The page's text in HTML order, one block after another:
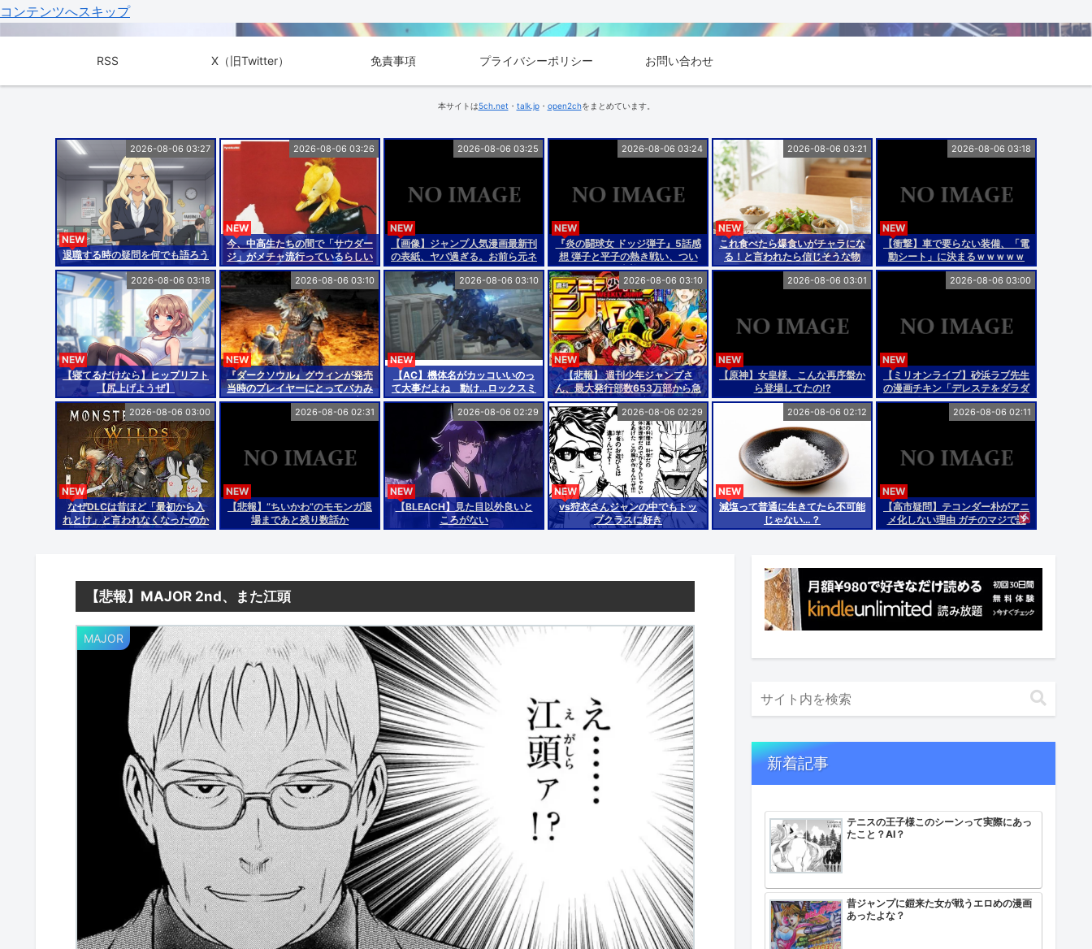
コンテンツへスキップ
RSS X（旧Twitter） 免責事項 プライバシーポリシー お問い合わせ
本サイトは5ch.net ・ talk.jp・ open2chをまとめています。
退職する時の疑問を何でも語ろう
NEW
2026-08-06 03:27
今、中高生たちの間で「サウダー
ジ」がメチャ流行っているらしい
NEW
2026-08-06 03:26
【画像】ジャンプ人気漫画最新刊
の表紙、ヤバ過ぎる。お前ら元ネ
タ分かるか？
NEW
2026-08-06 03:25
『炎の闘球女 ドッジ弾子』5話感
想 弾子と平子の熱き戦い、つい
に決着！
NEW
2026-08-06 03:24
これ食べたら爆食いがチャラにな
る！と言われたら信じそうな物
NEW
2026-08-06 03:21
【衝撃】車で要らない装備、「電
動シート」に決まるｗｗｗｗｗ
NEW
2026-08-06 03:18
【寝てるだけなら】ヒップリフト
【尻上げようぜ】
NEW
2026-08-06 03:18
『ダークソウル』グウィンが発売
当時のプレイヤーにとってバカみ
たいに強いボスだったことが忘れ
られている
NEW
2026-08-06 03:10
【AC】機体名がカッコいいのっ
て大事だよね 動け…ロックスミ
ス…！！とかセリフとしてサマに
なるし
NEW
2026-08-06 03:10
【悲報】 週刊少年ジャンプさ
ん、最大発行部数653万部から急
降下でついに100万部を割ってし
まうww
NEW
2026-08-06 03:10
【原神】女皇様、こんな再序盤か
ら登場してたの⁉
NEW
2026-08-06 03:01
【ミリオンライブ】砂浜ラブ先生
の漫画チキン「デレステをダラダ
ラ続けてんじゃねーよ」
NEW
2026-08-06 03:00
なぜDLCは昔ほど「最初から入
れとけ」と言われなくなったのか
NEW
2026-08-06 03:00
【悲報】”ちいかわ”のモモンガ退
場まであと残り数話か
NEW
2026-08-06 02:31
【BLEACH】見た目以外良いと
ころがない
NEW
2026-08-06 02:29
vs狩衣さんジャンの中でもトッ
プクラスに好き
NEW
2026-08-06 02:29
減塩って普通に生きてたら不可能
じゃない…？
NEW
2026-08-06 02:12
【高市疑問】テコンダー朴がアニ
メ化しない理由 ガチのマジで謎
NEW
2026-08-06 02:11
【悲報】MAJOR 2nd、また江頭
MAJOR
新着記事
テニスの王子様このシーンって実際にあっ
たこと？AI？
昔ジャンプに鎧来た女が戦うエロめの漫画
あったよな？